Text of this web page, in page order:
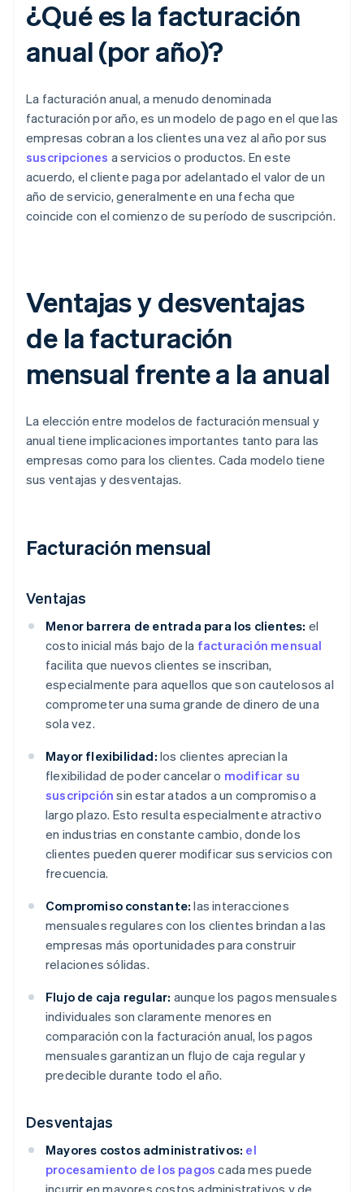
¿Qué es la facturación
anual (por año)?
La facturación anual, a menudo denominada
facturación por año, es un modelo de pago en el que las
empresas cobran a los clientes una vez al año por sus
suscripciones a servicios o productos. En este
acuerdo, el cliente paga por adelantado el valor de un
año de servicio, generalmente en una fecha que
coincide con el comienzo de su período de suscripción.
Ventajas y desventajas
de la facturación
mensual frente a la anual
La elección entre modelos de facturación mensual y
anual tiene implicaciones importantes tanto para las
empresas como para los clientes. Cada modelo tiene
sus ventajas y desventajas.
Facturación mensual
Ventajas
Menor barrera de entrada para los clientes: el
costo inicial más bajo de la facturación mensual
facilita que nuevos clientes se inscriban,
especialmente para aquellos que son cautelosos al
comprometer una suma grande de dinero de una
sola vez.
Mayor flexibilidad: los clientes aprecian la
flexibilidad de poder cancelar o modificar su
suscripción sin estar atados a un compromiso a
largo plazo. Esto resulta especialmente atractivo
en industrias en constante cambio, donde los
clientes pueden querer modificar sus servicios con
frecuencia.
Compromiso constante: las interacciones
mensuales regulares con los clientes brindan a las
empresas más oportunidades para construir
relaciones sólidas.
Flujo de caja regular: aunque los pagos mensuales
individuales son claramente menores en
comparación con la facturación anual, los pagos
mensuales garantizan un flujo de caja regular y
predecible durante todo el año.
Desventajas
Mayores costos administrativos: el
procesamiento de los pagos cada mes puede